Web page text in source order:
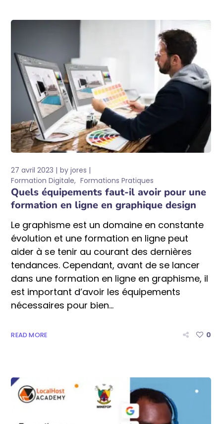
27 avril 2023 byjores
Formation Digitale Formations Pratiques
Quels équipements faut-il avoir pour une
formation en ligne en graphique design
Le graphisme est un domaine en constante
évolution et une formation en ligne peut
aider à se tenir au courant des dernières
tendances. Cependant, avant de se lancer
dans une formation en ligne en graphisme, il
est important d’avoir les équipements
nécessaires pour bien...
READ MORE 0